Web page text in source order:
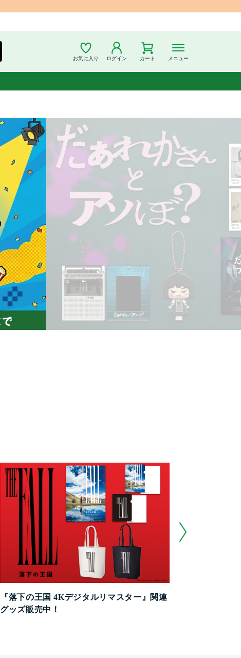
お気に入り ログイン カート メニュー
『落下の王国 4Kデジタルリマスター』関連
グッズ販売中！